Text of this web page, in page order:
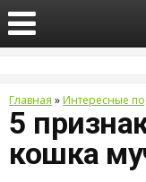
Главная »Интересные
5
кошка